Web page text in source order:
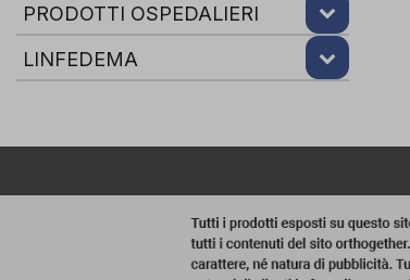
PRODOTTI OSPEDALIERI
LINFEDEMA